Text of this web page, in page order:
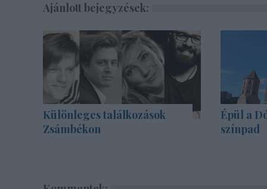
Ajánlott bejegyzések:
Különleges találkozások
Zsámbékon
Épül a
színpad